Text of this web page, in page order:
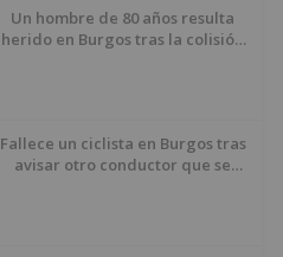
Un hombre de 80 años resulta
herido en Burgos tras la colisión
Fallece un ciclista en Burgos tras
avisar otro conductor que se